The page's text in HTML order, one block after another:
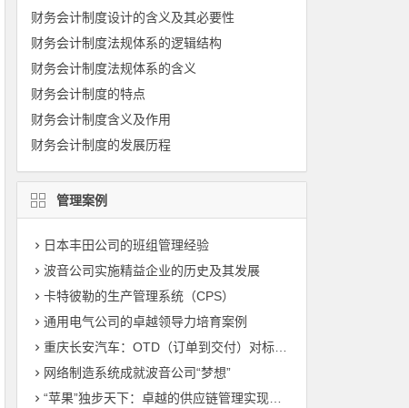
财务会计制度设计的含义及其必要性
财务会计制度法规体系的逻辑结构
财务会计制度法规体系的含义
财务会计制度的特点
财务会计制度含义及作用
财务会计制度的发展历程
管理案例
日本丰田公司的班组管理经验
波音公司实施精益企业的历史及其发展
卡特彼勒的生产管理系统（CPS）
通用电气公司的卓越领导力培育案例
重庆长安汽车：OTD（订单到交付）对标管理（标杆管理）
网络制造系统成就波音公司“梦想”
“苹果”独步天下：卓越的供应链管理实现敏捷制造